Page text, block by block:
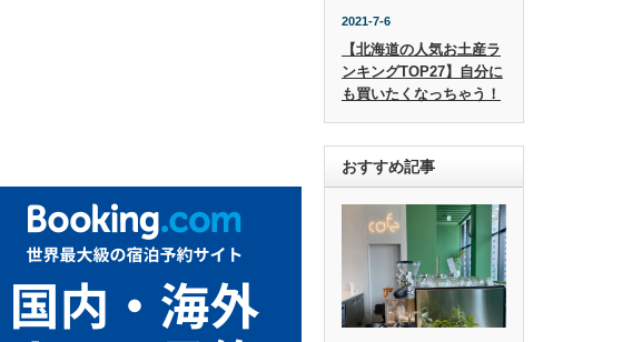
2021-7-6
【北海道の人気お土産ラ
ンキングTOP27】自分に
も買いたくなっちゃう！
おすすめ記事